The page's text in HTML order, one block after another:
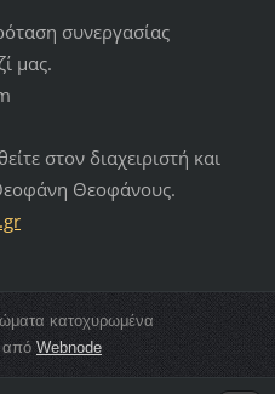
συνεργασίας
μας.
στον διαχειριστή και
Θεοφάνους.
κατοχυρωμένα
από Webnode